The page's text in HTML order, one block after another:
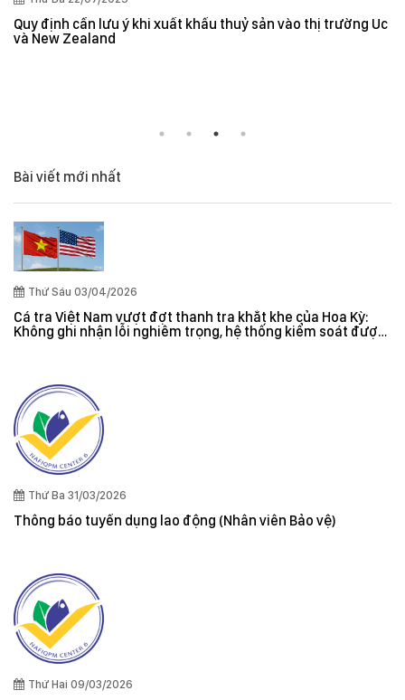
Quy định cần lưu ý khi xuất khẩu thuỷ sản vào thị trường Úc
và New Zealand
Bài viết mới nhất
Thứ Sáu 03/04/2026
Cá tra Việt Nam vượt đợt thanh tra khắt khe của Hoa Kỳ:
Không ghi nhận lỗi nghiêm trọng, hệ thống kiểm soát được
Thứ Ba 31/03/2026
Thông báo tuyển dụng lao động (Nhân viên Bảo vệ)
Thứ Hai 09/03/2026